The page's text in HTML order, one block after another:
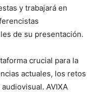
y trabajará en
de su presentación.
crucial para la
actuales, los retos
AVIXA